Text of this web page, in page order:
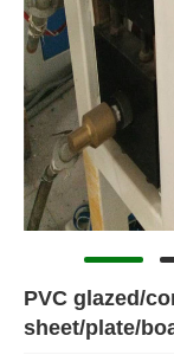
PVC glazed/
sheet/plate/